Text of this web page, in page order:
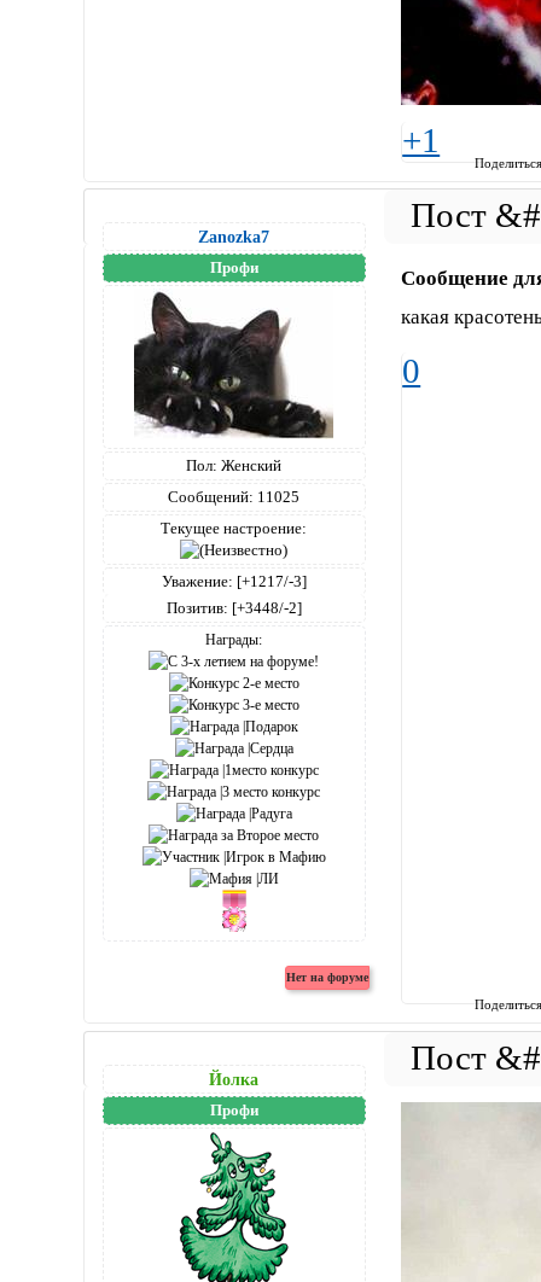
+1
Zanozka7
Профи
Пол: Женский
Сообщений: 11025
Текущее настроение:
Уважение: [+1217/-3]
Позитив: [+3448/-2]
Награды:
Сообщение
какая
0
Йолка
Профи